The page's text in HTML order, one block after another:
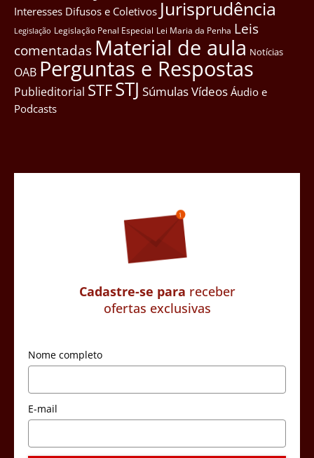
Interesses Difusos e Coletivos Jurisprudência
Legislação Legislação Penal Especial Lei Maria da Penha Leis
comentadas Material de aula Notícias
OAB Perguntas e Respostas
Publieditorial STFSTJ SúmulasVídeos Áudio e
Podcasts
Cadastre-se para receber
ofertas exclusivas
Nome completo
E-mail